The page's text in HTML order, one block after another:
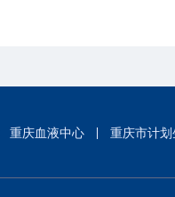
重庆血液中心 重庆市计